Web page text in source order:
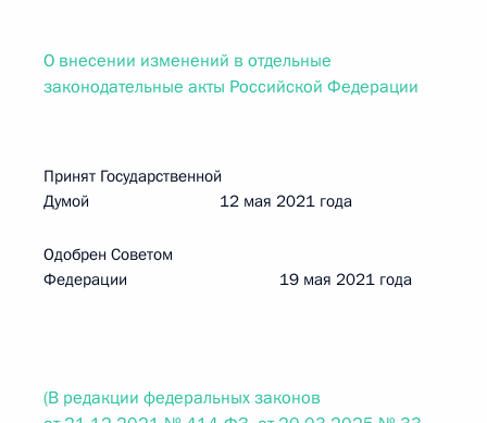
О внесении изменений в отдельные
законодательные акты Российской Федерации
Принят Государственной
Думой 12 мая 2021 года
Одобрен Советом
Федерации 19 мая 2021 года
(В редакции федеральных законов